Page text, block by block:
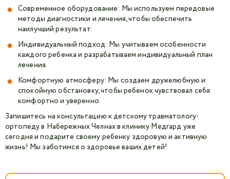
Современное оборудование: Мы используем передовые
методы диагностики и лечения, чтобы обеспечить
наилучший результат.
Индивидуальный подход: Мы учитываем особенности
каждого ребенка и разрабатываем индивидуальный план
лечения.
Комфортную атмосферу: Мы создаем дружелюбную и
спокойную обстановку, чтобы ребенок чувствовал себя
комфортно и уверенно.
Запишитесь на консультацию к детскому травматологу-
ортопеду в Набережных Челнах в клинику Медгард уже
сегодня и подарите своему ребенку здоровую и активную
жизнь! Мы заботимся о здоровье ваших детей!